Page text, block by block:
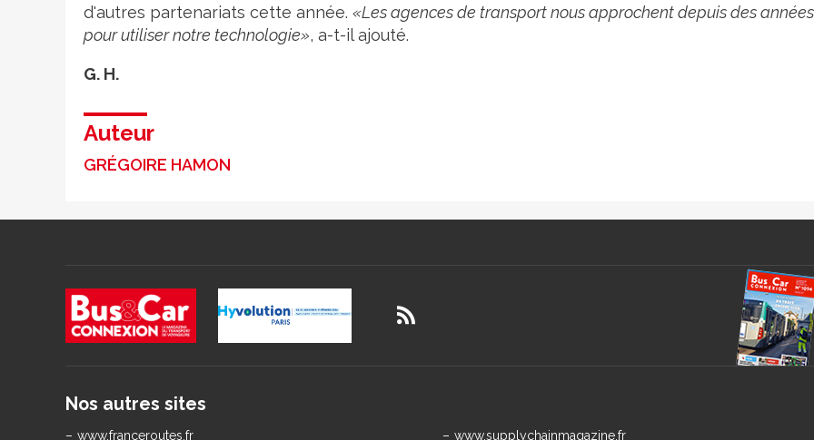
d'autres partenariats cette année. «Les agences de transport nous approchent depuis des années
pour utiliser notre technologie», a-t-il ajouté.
G. H.
Auteur
GRÉGOIRE HAMON
Nos autres sites
www.franceroutes.fr www.supplychainmagazine.fr